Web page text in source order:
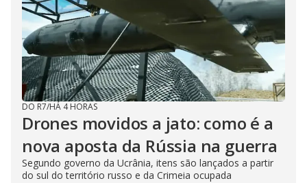
DO R7/HÁ 4 HORAS
Drones movidos a jato: como é a
nova aposta da Rússia na guerra
Segundo governo da Ucrânia, itens são lançados a partir
do sul do território russo e da Crimeia ocupada